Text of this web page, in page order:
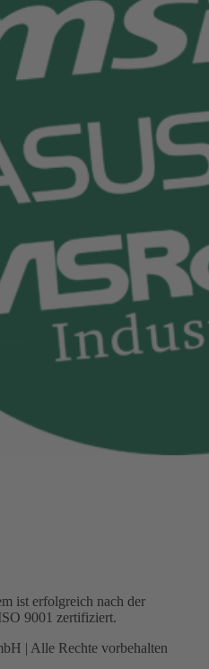
ist erfolgreich nach der
9001 zertifiziert.
| Alle Rechte vorbehalten